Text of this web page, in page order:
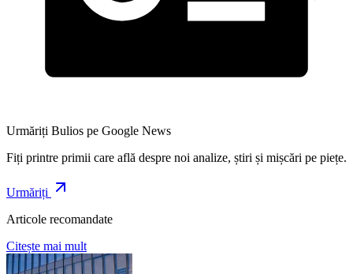
Urmăriți Bulios pe Google News
Fiți printre primii care află despre noi analize, știri și mișcări pe piețe.
Urmăriți
Articole recomandate
Citește mai mult